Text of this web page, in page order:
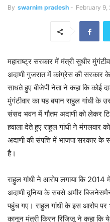
By swarnim pradesh - February 9,
महाराष्ट्र सरकार में मंत्री सुधीर
अदाणी गुजरात में कांग्रेस की सरकार
साधते हुए बीजेपी नेता ने कहा कि कोई
मुंगंटीवार का यह बयान राहुल गांधी के
संसद भवन में गौतम अदाणी को लेकर
हवाला देते हुए राहुल गांधी ने मंगलवार
अदाणी की संपत्ति में भाजपा सरकार
है।
राहुल गांधी ने आरोप लगाया कि
अदाणी दुनिया के सबसे अमीर
पहुंच गए। राहुल गांधी के इस आरोप पर
कानून मंत्री किरन रिजिजू ने कहा कि